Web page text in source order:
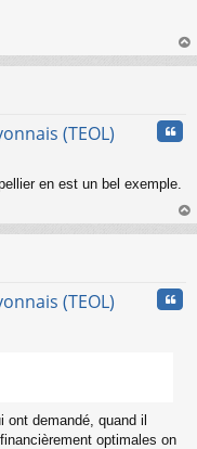
au
(TEOL)
en est un bel exemple.
au
(TEOL)
ont demandé, quand il
optimales on